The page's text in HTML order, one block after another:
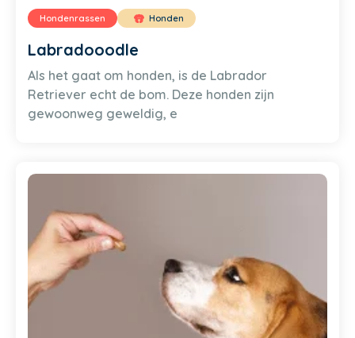
Hondenrassen Honden
Labradooodle
Als het gaat om honden, is de Labrador
Retriever echt de bom. Deze honden zijn
gewoonweg geweldig, e